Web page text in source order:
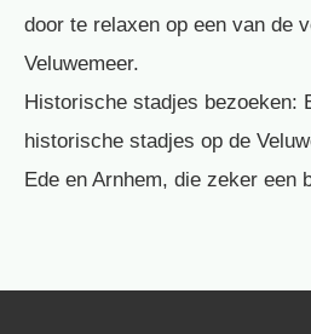
door te relaxen op een van de
Veluwemeer.
Historische stadjes bezoeken:
historische stadjes op de
Ede en Arnhem, die zeker een